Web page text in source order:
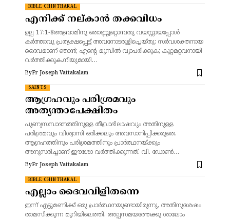
BIBLE CHINTHAKAL
എനിക്ക് നല്കാൻ തക്കവിധം
ഉല്പ 17:1-8അബ്രാമിനു തൊണ്ണൂറ്റൊമ്പതു വയസ്സായപ്പോള്‍
കര്‍ത്താവു പ്രത്യക്ഷപ്പെട്ട് അവനോടരുളിച്ചെയ്തു: സര്‍വശക്തനായ
ദൈവമാണ് ഞാന്‍; എന്റെ മുമ്പില്‍ വ്യാപരിക്കുക; കുറ്റമറ്റവനായി
വര്‍ത്തിക്കുക.നീയുമായി…
ByFr Joseph Vattakalam
SAINTS
ആഗ്രഹവും പരിശ്രമവും
അത്യന്താപേക്ഷിതം
പുണ്യസമ്പാദനത്തിനുള്ള തീവ്രാഭിലാഷവും അതിനുള്ള
പരിശ്രമവും വിശ്വാസി ഒരിക്കലും അവസാനിപ്പിക്കരുതെ.
ആഗ്രഹത്തിനും പരിശ്രമത്തിനും പ്രാർത്ഥനയ്ക്കും
അനുസരിച്ചാണ് ഈശോ വർത്തിക്കുന്നത്. വി. ഡോൺ…
ByFr Joseph Vattakalam
BIBLE CHINTHAKAL
എല്ലാം ദൈവവിളിതന്നെ
ഇന്ന് എട്ടുമണിക്ക് ഒരു പ്രാർത്ഥനയുണ്ടായിരുന്നു, അതിനുശേഷം
താമസിക്കുന്ന മുറിയിലെത്തി. അല്പസമയത്തേക്കു ശാലോം